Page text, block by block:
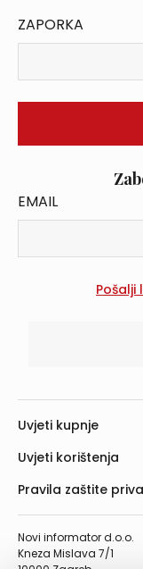
ZAPORKA
EMAIL
Novi informator d.o.o.
Kneza Mislava 7/1
Uvjeti kupnje
Uvjeti korištenja
Pravila zaštite